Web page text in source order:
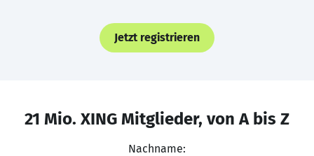
Jetzt registrieren
21 Mio. XING Mitglieder, von A bis Z
Nachname: